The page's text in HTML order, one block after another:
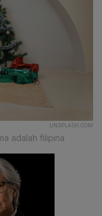
UNSPLASH.COM
adalah filipina